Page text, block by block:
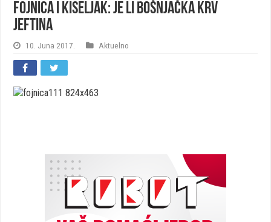
Fojnica i Kiseljak: Je li bošnjačka krv
jeftina
10. Juna 2017. Aktuelno